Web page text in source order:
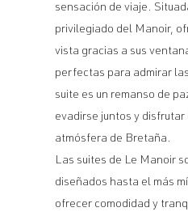
sensación de viaje.
privilegiado del Manoir,
vista gracias a sus
perfectas para admirar
suite es un remanso de
evadirse juntos y
atmósfera de Bretaña.
Las suites de Le Manoir
diseñados hasta el más
ofrecer comodidad y